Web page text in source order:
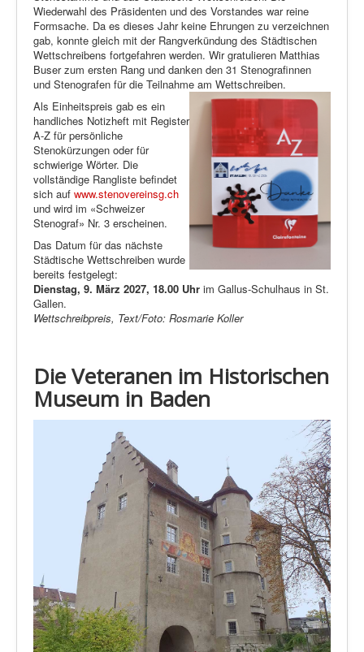
Wiederwahl des Präsidenten und des Vorstandes war reine
Formsache. Da es dieses Jahr keine Ehrungen zu verzeichnen
gab, konnte gleich mit der Rangverkündung des Städtischen
Wettschreibens fortgefahren werden. Wir gratulieren Matthias
Buser zum ersten Rang und danken den 31 Stenografinnen
und Stenografen für die Teilnahme am Wettschreiben.
Als Einheitspreis gab es ein
handliches Notizheft mit Register
A-Z für persönliche
Stenokürzungen oder für
schwierige Wörter. Die
vollständige Rangliste befindet
sich auf www.stenovereinsg.ch
und wird im «Schweizer
Stenograf» Nr. 3 erscheinen.
Das Datum für das nächste
Städtische Wettschreiben wurde
bereits festgelegt:
Dienstag, 9. März 2027, 18.00 Uhr im Gallus-Schulhaus in St.
Gallen.
Wettschreibpreis, Text/Foto: Rosmarie Koller
Die Veteranen im Historischen
Museum in Baden